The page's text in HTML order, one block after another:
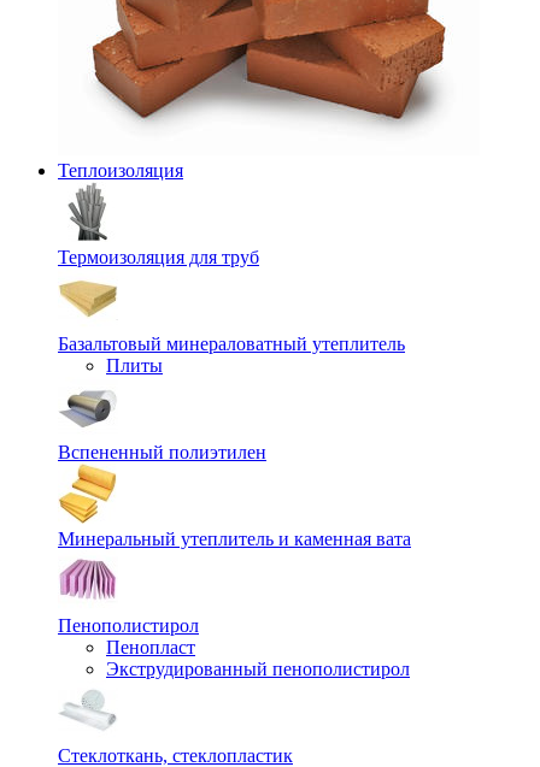
Теплоизоляция
Термоизоляция для труб
Базальтовый минераловатный утеплитель
Плиты
Вспененный полиэтилен
Минеральный утеплитель и каменная вата
Пенополистирол
Пенопласт
Экструдированный пенополистирол
Стеклоткань, стеклопластик